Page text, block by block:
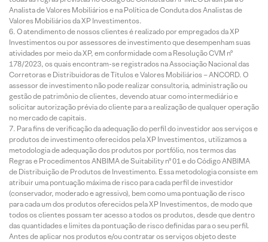
Analista de Valores Mobiliários e na Política de Conduta dos Analistas de
Valores Mobiliários da XP Investimentos.
O atendimento de nossos clientes é realizado por empregados da XP
Investimentos ou por assessores de investimento que desempenham suas
atividades por meio da XP, em conformidade com a Resolução CVM nº
178/2023, os quais encontram-se registrados na Associação Nacional das
Corretoras e Distribuidoras de Títulos e Valores Mobiliários – ANCORD. O
assessor de investimento não pode realizar consultoria, administração ou
gestão de patrimônio de clientes, devendo atuar como intermediário e
solicitar autorização prévia do cliente para a realização de qualquer operação
no mercado de capitais.
Para fins de verificação da adequação do perfil do investidor aos serviços e
produtos de investimento oferecidos pela XP Investimentos, utilizamos a
metodologia de adequação dos produtos por portfólio, nos termos das
Regras e Procedimentos ANBIMA de Suitability nº 01 e do Código ANBIMA
de Distribuição de Produtos de Investimento. Essa metodologia consiste em
atribuir uma pontuação máxima de risco para cada perfil de investidor
(conservador, moderado e agressivo), bem como uma pontuação de risco
para cada um dos produtos oferecidos pela XP Investimentos, de modo que
todos os clientes possam ter acesso a todos os produtos, desde que dentro
das quantidades e limites da pontuação de risco definidas para o seu perfil.
Antes de aplicar nos produtos e/ou contratar os serviços objeto deste